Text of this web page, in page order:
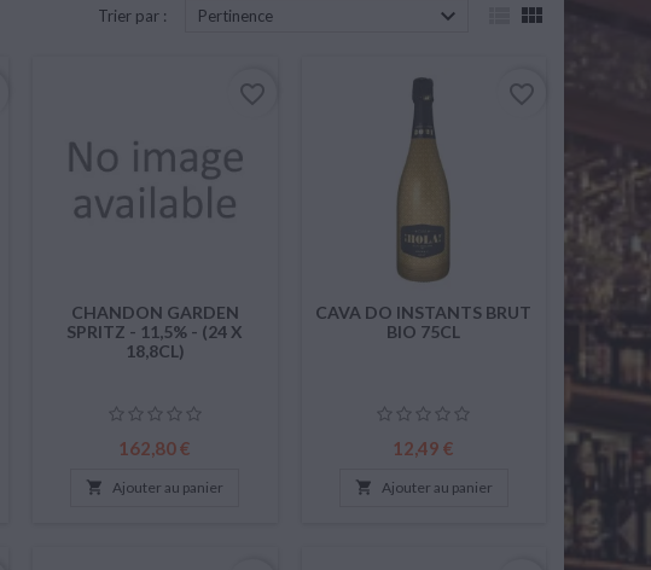
Trier par : Pertinence  
CHANDON GARDEN
SPRITZ - 11,5% - (24 X
18,8CL)
Prix
162,80 €
 Ajouter au panier
favorite_border
CAVA DO INSTANTS BRUT
BIO 75CL
Prix
12,49 €
 Ajouter au panier
favorite_border